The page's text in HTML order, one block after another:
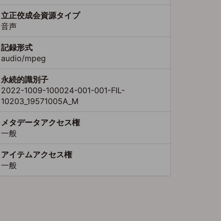
立正佼成会資源タイプ
音声
記録形式
audio/mpeg
永続的識別子
2022-1009-100024-001-001-FIL-
10203_19571005A_M
メタデータアクセス権
一般
アイテムアクセス権
一般